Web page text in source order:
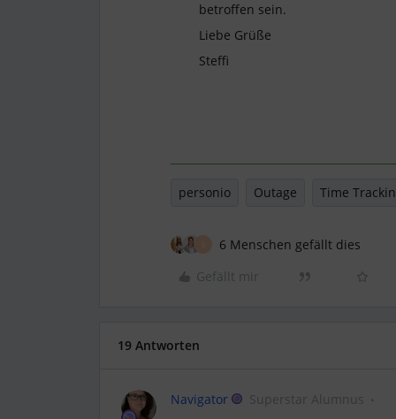
betroffen sein.
Liebe Grüße
Steffi
personio Outage Time
6 Menschen gefällt dies
Gefällt mir
19 Antworten
Navigator Superstar Alumnus